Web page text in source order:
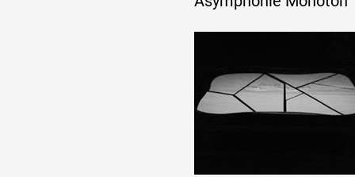
Documentation